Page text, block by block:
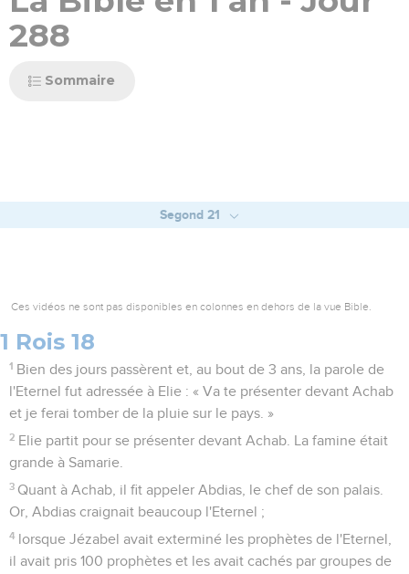
288
Sommaire
Segond 21
Ces vidéos ne sont pas disponibles en colonnes en dehors de la vue Bible.
1 Rois 18
1 Bien des jours passèrent et, au bout de 3 ans, la parole de
l'Eternel fut adressée à Elie : « Va te présenter devant Achab
et je ferai tomber de la pluie sur le pays. »
2 Elie partit pour se présenter devant Achab. La famine était
grande à Samarie.
3 Quant à Achab, il fit appeler Abdias, le chef de son palais.
Or, Abdias craignait beaucoup l'Eternel ;
4 lorsque Jézabel avait exterminé les prophètes de l'Eternel,
il avait pris 100 prophètes et les avait cachés par groupes de